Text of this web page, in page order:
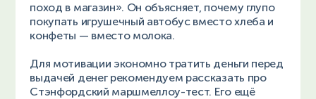
поход в магазин». Он объясняет, почему глупо
покупать игрушечный автобус вместо хлеба и
конфеты — вместо молока.
Для мотивации экономно тратить деньги перед
выдачей денег рекомендуем рассказать про
Стэнфордский маршмеллоу-тест. Его ещё